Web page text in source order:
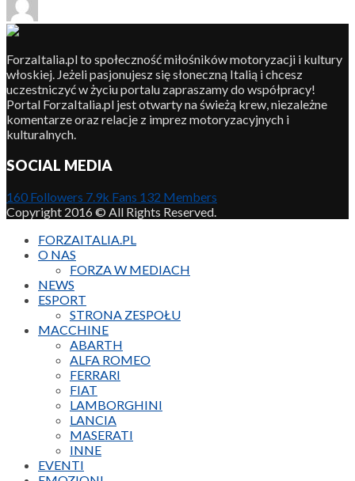
ForzaItalia.pl to społeczność miłośników motoryzacji i kultury
włoskiej. Jeżeli pasjonujesz się słoneczną Italią i chcesz
uczestniczyć w życiu portalu zapraszamy do współpracy!
Portal ForzaItalia.pl jest otwarty na świeżą krew, niezależne
komentarze oraz relacje z imprez motoryzacyjnych i
kulturalnych.
SOCIAL MEDIA
160 Followers 7.9k Fans 132 Members
Copyright 2016 © All Rights Reserved.
FORZAITALIA.PL
O NAS
FORZA W MEDIACH
NEWS
ESPORT
STRONA ZESPOŁU
MACCHINE
ABARTH
ALFA ROMEO
FERRARI
FIAT
LAMBORGHINI
LANCIA
MASERATI
INNE
EVENTI